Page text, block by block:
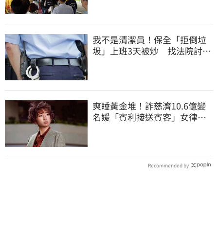
我不是清潔員！保全「拒倒垃
圾」上班3天被炒 找法院討公
爽睡黃金堆！詐慈濟10.6億變
名媛「賓利接送賓客」女律師
Recommended by